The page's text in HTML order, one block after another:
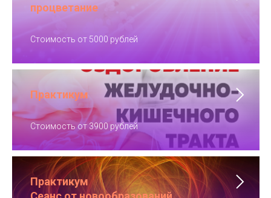
процветание
Стоимость от 5000 рублей
Практикум
Стоимость от 3900 рублей
Практикум